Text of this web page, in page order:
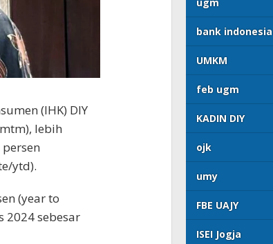
(IHK) DIY
lebih
ytd).
(year to
2024 sebesar
bank indonesia
UMKM
feb ugm
KADIN DIY
ojk
umy
FBE UAJY
ISEI Jogja